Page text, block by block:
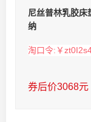
尼丝普林乳胶床
纳
淘口令:￥
券后价3068元